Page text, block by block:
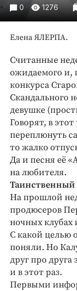
Блоги
Клиника
Бренд
0 1276
Елена ЯЛЕРПА.
Cчитанные
ожидаемого и,
конкурса
Скандального
девушке
Говорят, в
переплюнуть
то жалко
Да и песня её
на любителя.
Таинственный
На прошлой
продюсеров
ночных
С какой целью
поняли. Но
друг про друга
и в этот раз.
Первыми